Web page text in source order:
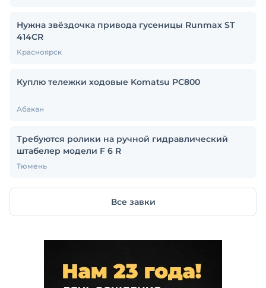
Нужна звёздочка привода гусеницы Runmax ST
414CR
Красноярск
Куплю тележки ходовые Komatsu PC800
Абакан
Требуются ролики на ручной гидравлический
штабелер модели F 6 R
Тюмень
Все завки